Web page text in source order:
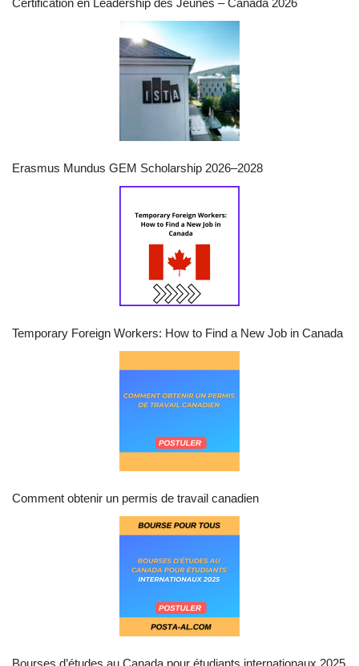
Certification en Leadership des Jeunes – Canada 2026
Erasmus Mundus GEM Scholarship 2026–2028
Temporary Foreign Workers: How to Find a New Job in Canada
Comment obtenir un permis de travail canadien